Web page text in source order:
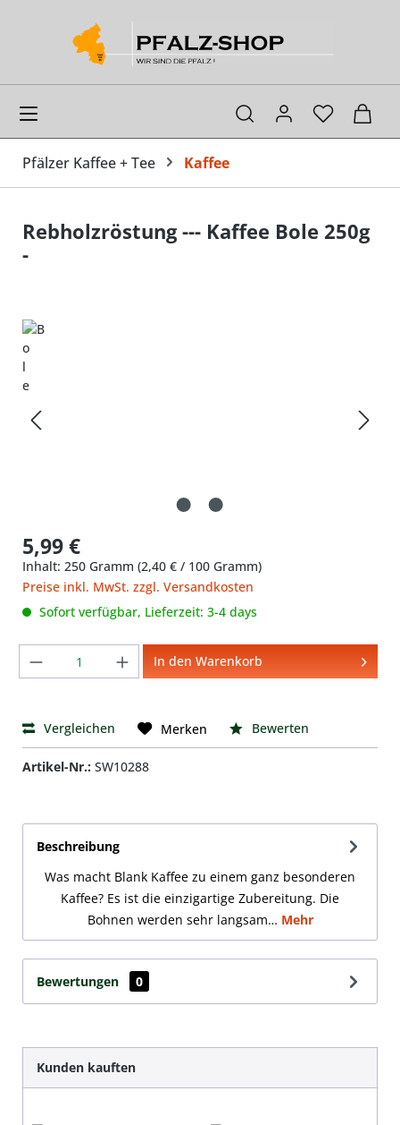
Pfälzer Kaffee + Tee Kaffee
Rebholzröstung --- Kaffee Bole 250g
-
Bildergalerie überspringen
5,99 €
Inhalt: 250 Gramm (2,40 € / 100 Gramm)
Preise inkl. MwSt. zzgl. Versandkosten
Sofort verfügbar, Lieferzeit: 3-4 days
Produkt Anzahl: Gib den
In den Warenkorb
Vergleichen Merken Bewerten
Artikel-Nr.: SW10288
Beschreibung
Was macht Blank Kaffee zu einem ganz besonderen
Kaffee? Es ist die einzigartige Zubereitung. Die
Bohnen werden sehr langsam… Mehr
Bewertungen 0
Kunden kauften